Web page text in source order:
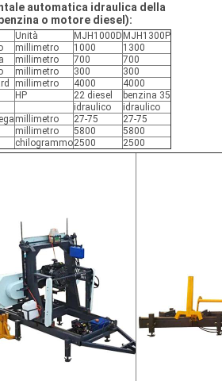
automatica idraulica della
o motore diesel):
Unità MJH1000D MJH1300P
millimetro 1000
1300
millimetro 700
700
millimetro 300
300
millimetro 4000
4000
HP 22 diesel
benzina 35
idraulico
idraulico
millimetro 27-75
27-75
millimetro 5800
5800
chilogrammo2500 2500